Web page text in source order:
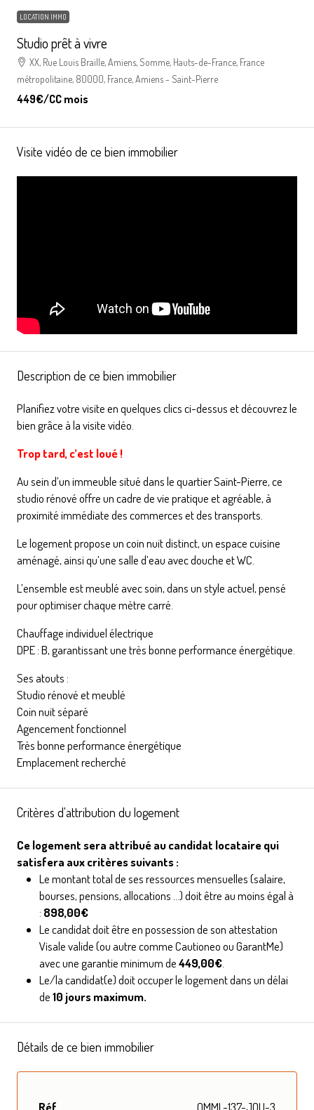
LOCATION IMMO
Studio prêt à vivre
XX, Rue Louis Braille, Amiens, Somme, Hauts-de-France, France
métropolitaine, 80000, France, Amiens - Saint-Pierre
449€/CC mois
Visite vidéo de ce bien immobilier
Description de ce bien immobilier
Planifiez votre visite en quelques clics ci-dessus et découvrez le
bien grâce à la visite vidéo.
Trop tard, c’est loué !
Au sein d’un immeuble situé dans le quartier Saint-Pierre, ce
studio rénové offre un cadre de vie pratique et agréable, à
proximité immédiate des commerces et des transports.
Le logement propose un coin nuit distinct, un espace cuisine
aménagé, ainsi qu’une salle d’eau avec douche et WC.
L’ensemble est meublé avec soin, dans un style actuel, pensé
pour optimiser chaque mètre carré.
Chauffage individuel électrique
DPE : B, garantissant une très bonne performance énergétique.
Ses atouts :
Studio rénové et meublé
Coin nuit séparé
Agencement fonctionnel
Très bonne performance énergétique
Emplacement recherché
Critères d'attribution du logement
Ce logement sera attribué au candidat locataire qui
satisfera aux critères suivants :
Le montant total de ses ressources mensuelles (salaire,
bourses, pensions, allocations ...) doit être au moins égal à
: 898,00€
Le candidat doit être en possession de son attestation
Visale valide (ou autre comme Cautioneo ou GarantMe)
avec une garantie minimum de449,00€
Le/la candidat(e) doit occuper le logement dans un délai
de10 jours maximum.
Détails de ce bien immobilier
Réf OMMI -137-JOU-3